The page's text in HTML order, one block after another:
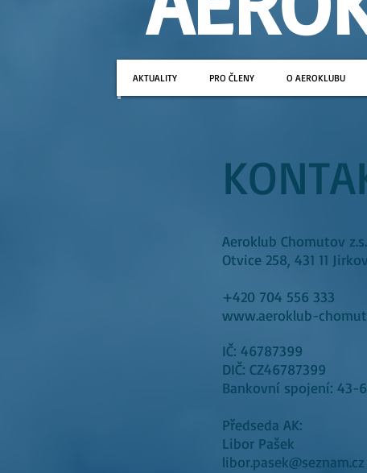
AKTUALITY PRO ČLENY O AEROKLUBU
Aeroklub Chomutov z.s.
Otvice 258, 431 11 Jirkov
+420 704 556 333
www.aeroklub-
IČ: 46787399
DIČ: CZ46787399
Bankovní spojení: 43-
Předseda AK:
Libor Pašek
libor.pasek@seznam.cz